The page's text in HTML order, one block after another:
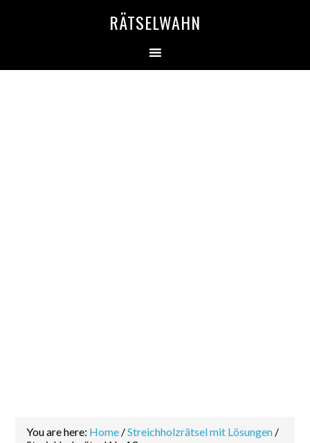
RÄTSELWAHN
You are here: Home /Streichholzrätsel mit Lösungen /